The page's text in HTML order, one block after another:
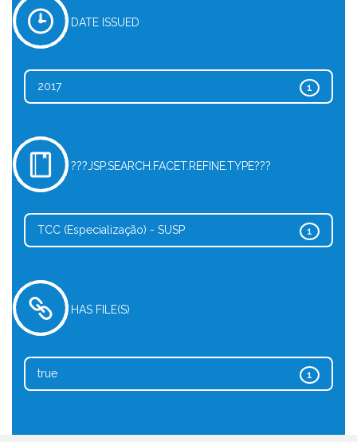
DATE ISSUED
1
2017
???JSP.SEARCH.FACET.REFINE.TYPE???
1
TCC (Especialização) - SUSP
HAS FILE(S)
1
true